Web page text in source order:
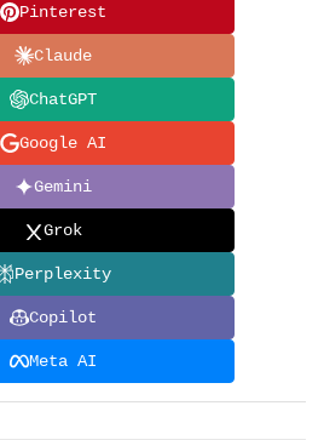
Pinterest
Claude
ChatGPT
Google AI
Gemini
Grok
Perplexity
Copilot
Meta AI